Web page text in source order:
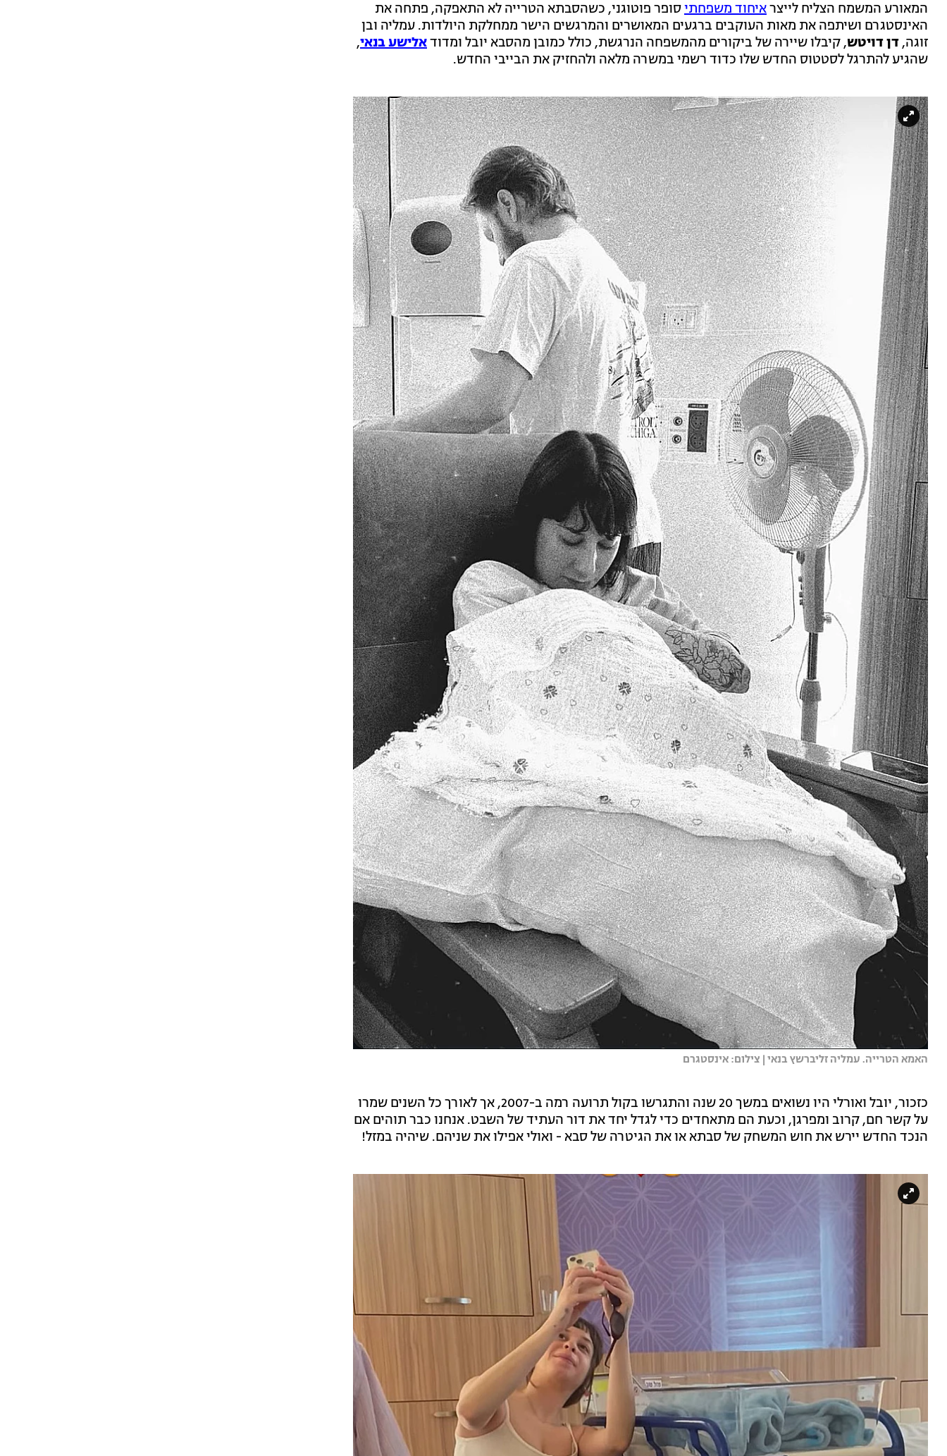
המאורע המשמח הצליח לייצראיחוד משפחתיסופר פוטוגני, כשהסבתא הטרייה לא התאפקה, פתחה את
האינסטגרם ושיתפה את מאות העוקבים ברגעים המאושרים והמרגשים הישר ממחלקת היולדות. עמליה ובן
זוגה,דן דויטש, קיבלו שיירה של ביקורים מהמשפחה הנרגשת, כולל כמובן מהסבא יובל ומדודאלישע בנאי,
שהגיע להתרגל לסטטוס החדש שלו כדוד רשמי במשרה מלאה ולהחזיק את הבייבי החדש.
האמא הטרייה. עמליה זליברשץ בנאי | צילום: אינסטגרם
כזכור, יובל ואורלי היו נשואים במשך 20 שנה והתגרשו בקול תרועה רמה ב-2007, אך לאורך כל השנים שמרו
על קשר חם, קרוב ומפרגן, וכעת הם מתאחדים כדי לגדל יחד את דור העתיד של השבט. אנחנו כבר תוהים אם
הנכד החדש יירש את חוש המשחק של סבתא או את הגיטרה של סבא - ואולי אפילו את שניהם. שיהיה במזל!